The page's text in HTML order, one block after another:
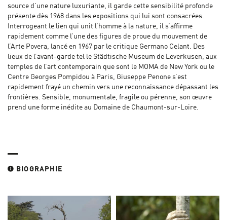
source d’une nature luxuriante, il garde cette sensibilité profonde
présente dès 1968 dans les expositions qui lui sont consacrées.
Interrogeant le lien qui unit l’homme à la nature, il s’affirme
rapidement comme l’une des figures de proue du mouvement de
l’Arte Povera, lancé en 1967 par le critique Germano Celant. Des
lieux de l’avant-garde tel le Städtische Museum de Leverkusen, aux
temples de l’art contemporain que sont le MOMA de New York ou le
Centre Georges Pompidou à Paris, Giuseppe Penone s’est
rapidement frayé un chemin vers une reconnaissance dépassant les
frontières. Sensible, monumentale, fragile ou pérenne, son œuvre
prend une forme inédite au Domaine de Chaumont-sur-Loire.
BIOGRAPHIE